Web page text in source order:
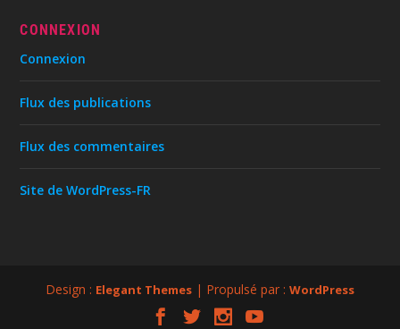
CONNEXION
Connexion
Flux des publications
Flux des commentaires
Site de WordPress-FR
Design : Elegant Themes | Propulsé par : WordPress